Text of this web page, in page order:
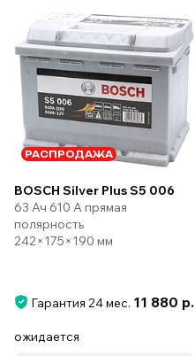
РАСПРОДАЖА
BOSCH Silver Plus S5 006
63 Ач 610 А прямая
полярность
242×175×190 мм
Гарантия 24 мес. 11 880 р.
ожидается